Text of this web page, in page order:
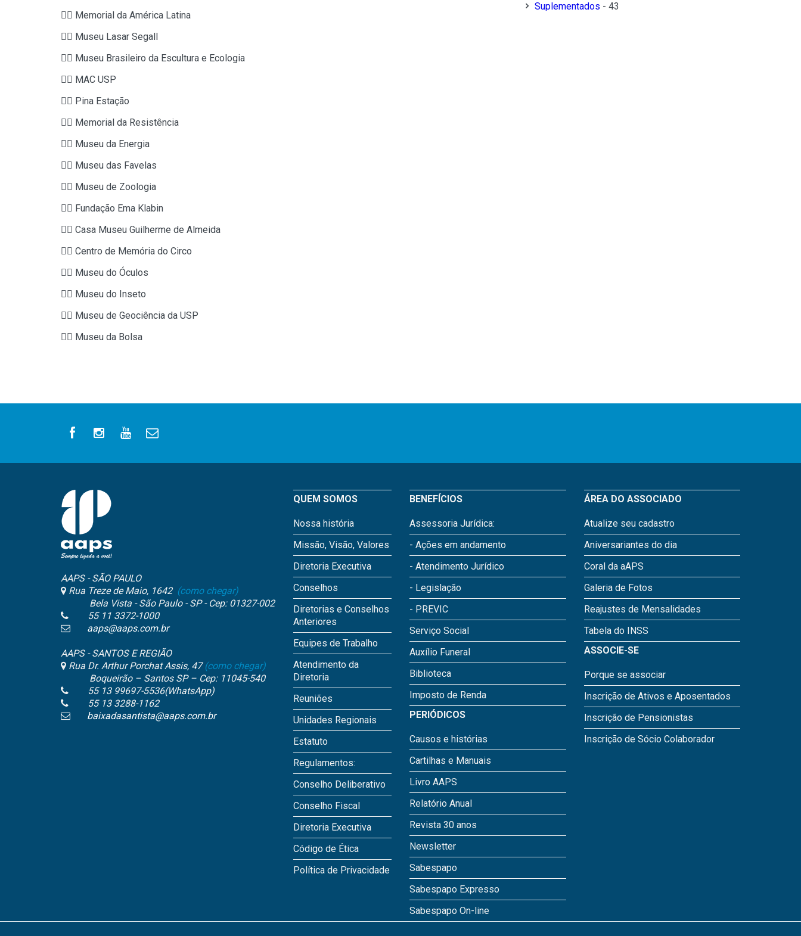
👉🏼 Memorial da América Latina
👉🏼 Museu Lasar Segall
👉🏼 Museu Brasileiro da Escultura e Ecologia
👉🏼 MAC USP
👉🏼 Pina Estação
👉🏼 Memorial da Resistência
👉🏼 Museu da Energia
👉🏼 Museu das Favelas
👉🏼 Museu de Zoologia
👉🏼 Fundação Ema Klabin
👉🏼 Casa Museu Guilherme de Almeida
👉🏼 Centro de Memória do Circo
👉🏼 Museu do Óculos
👉🏼 Museu do Inseto
👉🏼 Museu de Geociência da USP
👉🏼 Museu da Bolsa
Suplementados - 43
AAPS - SÃO PAULO
Rua Treze de Maio, 1642 (como chegar)
Bela Vista - São Paulo - SP - Cep: 01327-002
55 11 3372-1000
aaps@aaps.com.br
AAPS - SANTOS E REGIÃO
Rua Dr. Arthur Porchat Assis, 47(como chegar)
Boqueirão – Santos SP – Cep: 11045-540
55 13 99697-5536(WhatsApp)
55 13 3288-1162
baixadasantista@aaps.com.br
QUEM SOMOS
Nossa história
Missão, Visão, Valores
Diretoria Executiva
Conselhos
Diretorias e Conselhos
Anteriores
Equipes de Trabalho
Atendimento da
Diretoria
Reuniões
Unidades Regionais
Estatuto
Regulamentos:
Conselho Deliberativo
Conselho Fiscal
Diretoria Executiva
Código de Ética
Política de Privacidade
BENEFÍCIOS
Assessoria Jurídica:
- Ações em andamento
- Atendimento Jurídico
- Legislação
- PREVIC
Serviço Social
Auxílio Funeral
Biblioteca
Imposto de Renda
PERIÓDICOS
Causos e histórias
Cartilhas e Manuais
Livro AAPS
Relatório Anual
Revista 30 anos
Newsletter
Sabespapo
Sabespapo Expresso
Sabespapo On-line
ÁREA DO ASSOCIADO
Atualize seu cadastro
Aniversariantes do dia
Coral da aAPS
Galeria de Fotos
Reajustes de Mensalidades
Tabela do INSS
ASSOCIE-SE
Porque se associar
Inscrição de Ativos e Aposentados
Inscrição de Pensionistas
Inscrição de Sócio Colaborador